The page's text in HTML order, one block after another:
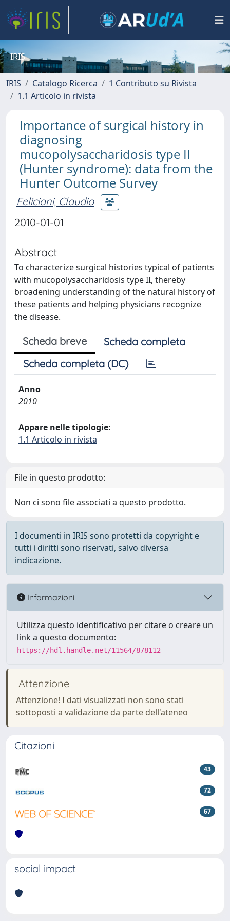
IRIS
IRIS Catalogo Ricerca
1 Contributo su Rivista
1.1 Articolo in rivista
Importance of surgical history in
diagnosing
mucopolysaccharidosis type II
(Hunter syndrome): data from the
Hunter Outcome Survey
Feliciani, Claudio
2010-01-01
Abstract
To characterize surgical histories typical of patients
with mucopolysaccharidosis type II, thereby
broadening understanding of the natural history of
these patients and helping physicians recognize
the disease.
Scheda breve
Scheda completa
Scheda completa (DC)
Anno
2010
Appare nelle tipologie:
1.1 Articolo in rivista
File in questo prodotto:
Non ci sono file associati a questo prodotto.
I documenti in IRIS sono protetti da copyright e
tutti i diritti sono riservati, salvo diversa
indicazione.
Informazioni
Utilizza questo identificativo per citare o creare un
link a questo documento:
https://hdl.handle.net/11564/878112
Attenzione
Attenzione! I dati visualizzati non sono stati
sottoposti a validazione da parte dell'ateneo
Citazioni
43
72
67
social impact